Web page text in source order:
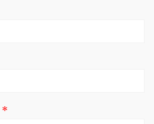
*